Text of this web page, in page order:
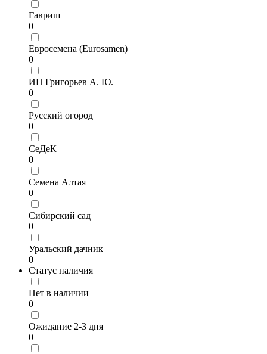
Гавриш
0
Евросемена (Eurosamen)
0
ИП Григорьев А. Ю.
0
Русский огород
0
СеДеК
0
Семена Алтая
0
Сибирский сад
0
Уральский дачник
0
Статус наличия
Нет в наличии
0
Ожидание 2-3 дня
0